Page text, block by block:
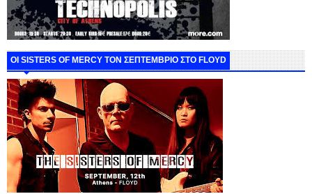
ΟΙ SISTERS OF MERCY ΤΟΝ ΣΕΠΤΕΜΒΡΙΟ ΣΤΟ FLOYD